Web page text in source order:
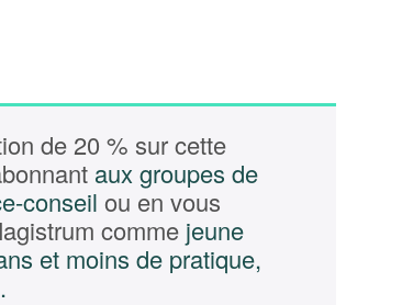
de 20 % sur cette
aux groupes de
conseil ou en vous
comme jeune
et moins de pratique,